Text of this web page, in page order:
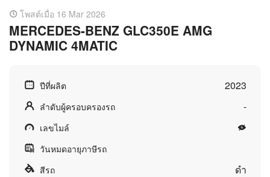
โพสต์เมื่อ 16 Mar 2026
MERCEDES-BENZ GLC350E AMG
DYNAMIC 4MATIC
ปีที่ผลิต 2023
ลำดับผู้ครอบครองรถ -
เลขไมล์
วันหมดอายุภาษีรถ
สีรถ
ดำ